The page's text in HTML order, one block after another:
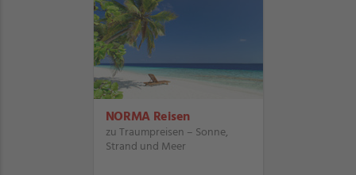
NORMA Reisen
zu Traumpreisen – Sonne,
Strand und Meer